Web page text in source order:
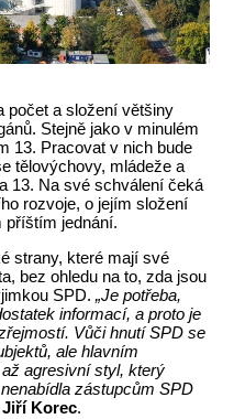
počet a složení většiny
Stejně jako v minulém
13. Pracovat v nich bude
tělovýchovy, mládeže a
13. Na své schválení čeká
rozvoje, o jejím složení
příštím jednání.
strany, které mají své
bez ohledu na to, zda jsou
SPD.„Je potřeba,
informací, a proto je
Vůči hnutí SPD se
ale hlavním
agresivní styl, který
zástupcům SPD
Jiří Korec.